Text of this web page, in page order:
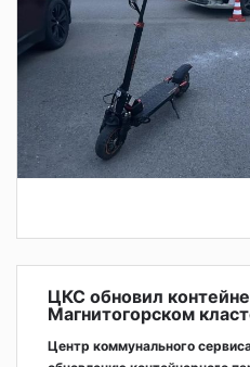
ЦКС обновил
Магнитогорском
Центр коммунального